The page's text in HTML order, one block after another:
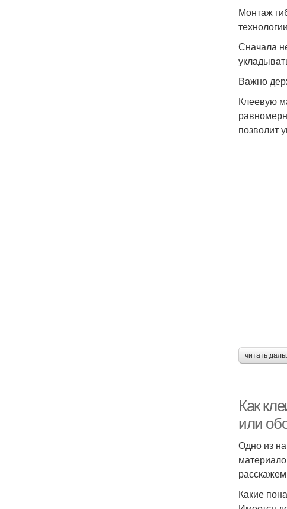
Монтаж
Сначала
Важно
Клеевую
позволит
читать
Как
или
Одно из
Какие